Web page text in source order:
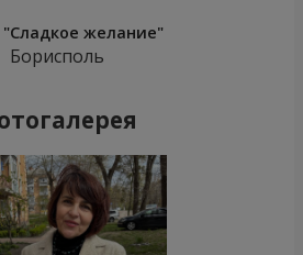
"Сладкое желание"
Борисполь